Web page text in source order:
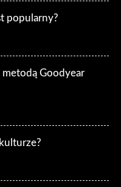
popularny?
Goodyear